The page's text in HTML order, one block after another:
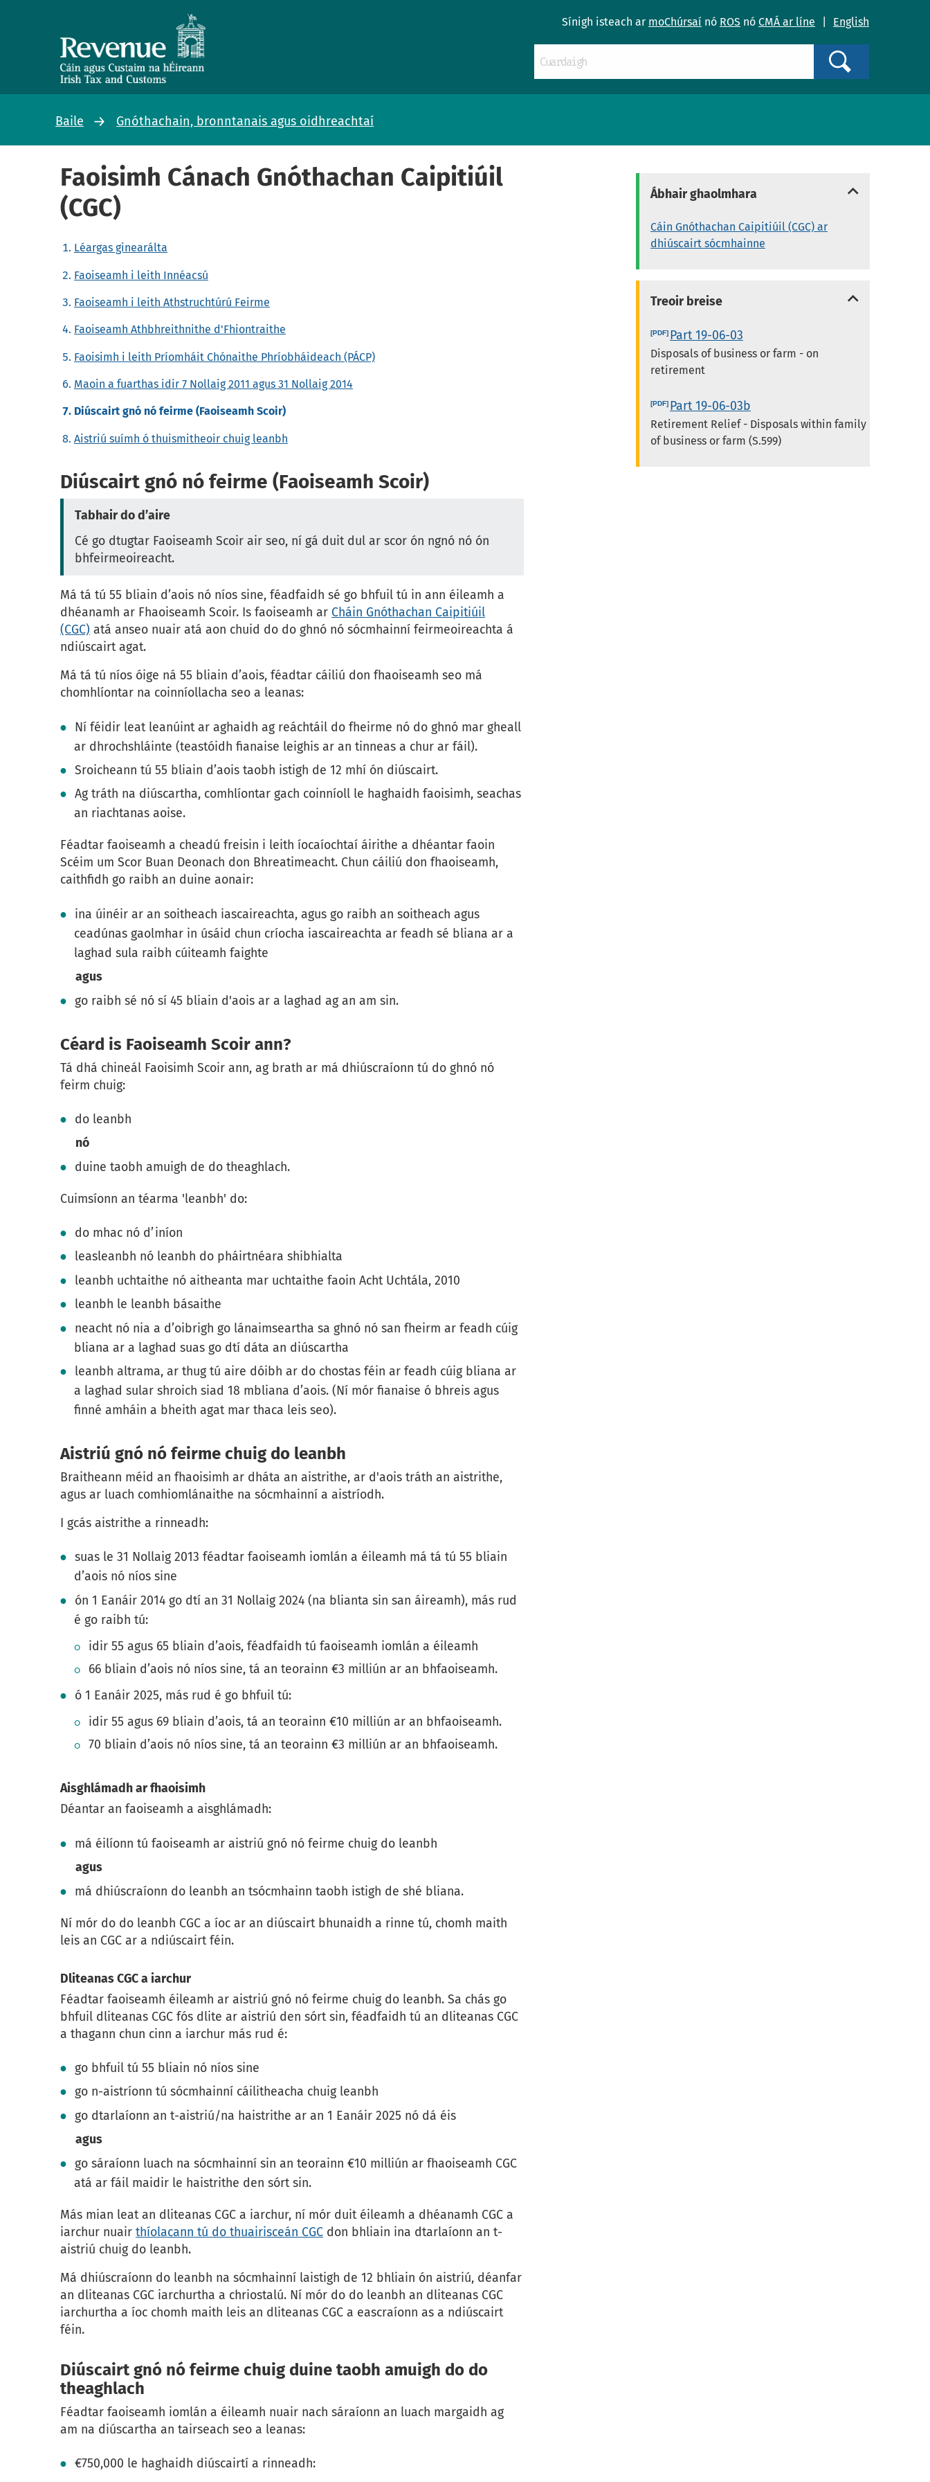
Sínigh isteach ar moChúrsaí nó ROS nó CMÁ ar líne English
Baile Gnóthachain, bronntanais agus oidhreachtaí
Faoisimh Cánach Gnóthachan Caipitiúil
(CGC)
Léargas ginearálta
Faoiseamh i leith Innéacsú
Faoiseamh i leith Athstruchtúrú Feirme
Faoiseamh Athbhreithnithe d'Fhiontraithe
Faoisimh i leith Príomháit Chónaithe Phríobháideach (PÁCP)
Maoin a fuarthas idir 7 Nollaig 2011 agus 31 Nollaig 2014
Diúscairt gnó nó feirme (Faoiseamh Scoir)
Aistriú suímh ó thuismitheoir chuig leanbh
Diúscairt gnó nó feirme (Faoiseamh Scoir)
Tabhair do d’aire
Cé go dtugtar Faoiseamh Scoir air seo, ní gá duit dul ar scor ón ngnó nó ón
bhfeirmeoireacht.
Má tá tú 55 bliain d’aois nó níos sine, féadfaidh sé go bhfuil tú in ann éileamh a
dhéanamh ar Fhaoiseamh Scoir. Is faoiseamh ar Cháin Gnóthachan Caipitiúil
(CGC) atá anseo nuair atá aon chuid do do ghnó nó sócmhainní feirmeoireachta á
ndiúscairt agat.
Má tá tú níos óige ná 55 bliain d’aois, féadtar cáiliú don fhaoiseamh seo má
chomhlíontar na coinníollacha seo a leanas:
Ní féidir leat leanúint ar aghaidh ag reáchtáil do fheirme nó do ghnó mar gheall
ar dhrochshláinte (teastóidh fianaise leighis ar an tinneas a chur ar fáil).
Sroicheann tú 55 bliain d’aois taobh istigh de 12 mhí ón diúscairt.
Ag tráth na diúscartha, comhlíontar gach coinníoll le haghaidh faoisimh, seachas
an riachtanas aoise.
Féadtar faoiseamh a cheadú freisin i leith íocaíochtaí áirithe a dhéantar faoin
Scéim um Scor Buan Deonach don Bhreatimeacht. Chun cáiliú don fhaoiseamh,
caithfidh go raibh an duine aonair:
ina úinéir ar an soitheach iascaireachta, agus go raibh an soitheach agus
ceadúnas gaolmhar in úsáid chun críocha iascaireachta ar feadh sé bliana ar a
laghad sula raibh cúiteamh faighte
agus
go raibh sé nó sí 45 bliain d'aois ar a laghad ag an am sin.
Céard is Faoiseamh Scoir ann?
Tá dhá chineál Faoisimh Scoir ann, ag brath ar má dhiúscraíonn tú do ghnó nó
feirm chuig:
do leanbh
nó
duine taobh amuigh de do theaghlach.
Cuimsíonn an téarma 'leanbh' do:
do mhac nó d’iníon
leasleanbh nó leanbh do pháirtnéara shibhialta
leanbh uchtaithe nó aitheanta mar uchtaithe faoin Acht Uchtála, 2010
leanbh le leanbh básaithe
neacht nó nia a d’oibrigh go lánaimseartha sa ghnó nó san fheirm ar feadh cúig
bliana ar a laghad suas go dtí dáta an diúscartha
leanbh altrama, ar thug tú aire dóibh ar do chostas féin ar feadh cúig bliana ar
a laghad sular shroich siad 18 mbliana d’aois. (Ní mór fianaise ó bhreis agus
finné amháin a bheith agat mar thaca leis seo).
Aistriú gnó nó feirme chuig do leanbh
Braitheann méid an fhaoisimh ar dháta an aistrithe, ar d'aois tráth an aistrithe,
agus ar luach comhiomlánaithe na sócmhainní a aistríodh.
I gcás aistrithe a rinneadh:
suas le 31 Nollaig 2013 féadtar faoiseamh iomlán a éileamh má tá tú 55 bliain
d’aois nó níos sine
ón 1 Eanáir 2014 go dtí an 31 Nollaig 2024 (na blianta sin san áireamh), más rud
é go raibh tú:
idir 55 agus 65 bliain d’aois, féadfaidh tú faoiseamh iomlán a éileamh
66 bliain d’aois nó níos sine, tá an teorainn €3 milliún ar an bhfaoiseamh.
ó 1 Eanáir 2025, más rud é go bhfuil tú:
idir 55 agus 69 bliain d’aois, tá an teorainn €10 milliún ar an bhfaoiseamh.
70 bliain d’aois nó níos sine, tá an teorainn €3 milliún ar an bhfaoiseamh.
Aisghlámadh ar fhaoisimh
Déantar an faoiseamh a aisghlámadh:
má éilíonn tú faoiseamh ar aistriú gnó nó feirme chuig do leanbh
agus
má dhiúscraíonn do leanbh an tsócmhainn taobh istigh de shé bliana.
Ní mór do do leanbh CGC a íoc ar an diúscairt bhunaidh a rinne tú, chomh maith
leis an CGC ar a ndiúscairt féin.
Dliteanas CGC a iarchur
Féadtar faoiseamh éileamh ar aistriú gnó nó feirme chuig do leanbh. Sa chás go
bhfuil dliteanas CGC fós dlite ar aistriú den sórt sin, féadfaidh tú an dliteanas CGC
a thagann chun cinn a iarchur más rud é:
go bhfuil tú 55 bliain nó níos sine
go n-aistríonn tú sócmhainní cáilitheacha chuig leanbh
go dtarlaíonn an t-aistriú/na haistrithe ar an 1 Eanáir 2025 nó dá éis
agus
go sáraíonn luach na sócmhainní sin an teorainn €10 milliún ar fhaoiseamh CGC
atá ar fáil maidir le haistrithe den sórt sin.
Más mian leat an dliteanas CGC a iarchur, ní mór duit éileamh a dhéanamh CGC a
iarchur nuair thíolacann tú do thuairisceán CGC don bhliain ina dtarlaíonn an t-
aistriú chuig do leanbh.
Má dhiúscraíonn do leanbh na sócmhainní laistigh de 12 bhliain ón aistriú, déanfar
an dliteanas CGC iarchurtha a chriostalú. Ní mór do do leanbh an dliteanas CGC
iarchurtha a íoc chomh maith leis an dliteanas CGC a eascraíonn as a ndiúscairt
féin.
Diúscairt gnó nó feirme chuig duine taobh amuigh do do
theaghlach
Féadtar faoiseamh iomlán a éileamh nuair nach sáraíonn an luach margaidh ag
am na diúscartha an tairseach seo a leanas:
€750,000 le haghaidh diúscairtí a rinneadh:
Ábhair ghaolmhara
Cáin Gnóthachan Caipitiúil (CGC) ar
dhiúscairt sócmhainne
Treoir breise
Part 19-06-03
Disposals of business or farm - on
retirement
Part 19-06-03b
Retirement Relief - Disposals within family
of business or farm (S.599)